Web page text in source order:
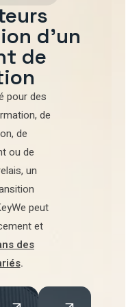
d'un
de
pourdes
, de
, de
ou de
, un
peut
et
des
.